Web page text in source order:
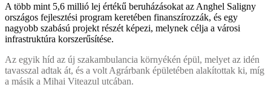
A több mint 5,6 millió lej értékű beruházásokat az Anghel Saligny
országos fejlesztési program keretében finanszírozzák, és egy
nagyobb szabású projekt részét képezi, melynek célja a városi
infrastruktúra korszerűsítése.
Az egyik híd az új szakambulancia környékén épül, melyet az idén
tavasszal adtak át, és a volt Agrárbank épületében alakítottak ki, míg
a másik a Mihai Viteazul utcában.